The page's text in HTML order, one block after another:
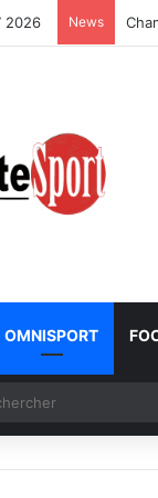
2026 News
OMNISPORT
skin